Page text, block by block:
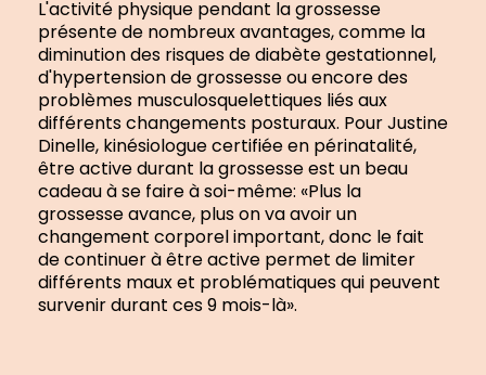
L'activité physique pendant la grossesse
présente de nombreux avantages, comme la
diminution des risques de diabète gestationnel,
d'hypertension de grossesse ou encore des
problèmes musculosquelettiques liés aux
différents changements posturaux. Pour Justine
Dinelle, kinésiologue certifiée en périnatalité,
être active durant la grossesse est un beau
cadeau à se faire à soi-même: «Plus la
grossesse avance, plus on va avoir un
changement corporel important, donc le fait
de continuer à être active permet de limiter
différents maux et problématiques qui peuvent
survenir durant ces 9 mois-là».